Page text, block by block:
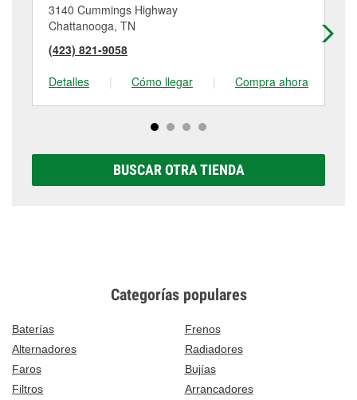
3140 Cummings Highway
Chattanooga, TN
(423) 821-9058
Detalles
| Cómo llegar | Compra ahora
BUSCAR OTRA TIENDA
Categorías populares
Baterías
Frenos
Alternadores
Radiadores
Faros
Bujías
Filtros
Arrancadores